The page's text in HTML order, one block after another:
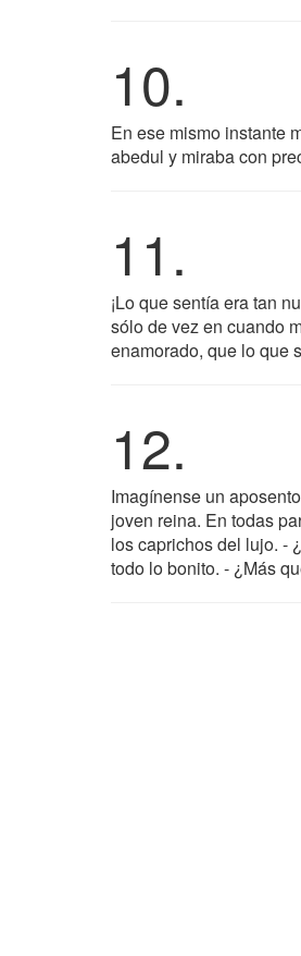
10.
En ese mismo instante
abedul y miraba con
11.
¡Lo que sentía era tan
sólo de vez en cuando
enamorado, que lo que
12.
Imagínense un
joven reina. En todas
los caprichos del lujo. -
todo lo bonito. - ¿Más